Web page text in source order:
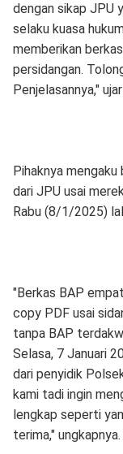
dengan sikap JPU
selaku kuasa
memberikan
persidangan.
Penjelasannya,"
Pihaknya mengaku
dari JPU usai
Rabu (8/1/2025)
"Berkas BAP
copy PDF usai
tanpa BAP
Selasa, 7 Januari
dari penyidik
kami tadi ingin
lengkap seperti
terima," ungkapnya.